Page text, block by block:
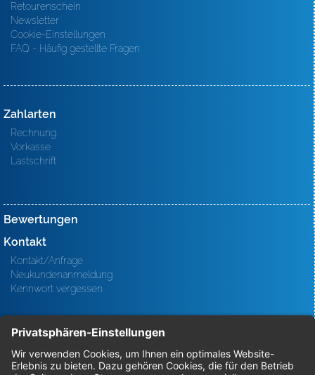
Retourenschein
Newsletter
Cookie-Einstellungen
FAQ - Häufig gestellte Fragen
Zahlarten
Rechnung
Vorkasse
Lastschrift
Bewertungen
Kontakt
Kontakt/Anfrage
Neukundenanmeldung
Kennwort vergessen